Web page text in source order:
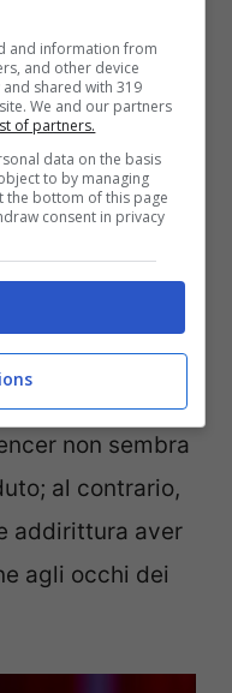
senza le
desiderato
Michelle
infatti di
valide
di
La
non sembra
al contrario,
addirittura aver
agli occhi dei
and information from
and other device
shared with 319
We and our partners
of partners.
data on the basis
to by managing
the bottom of this page
consent in privacy